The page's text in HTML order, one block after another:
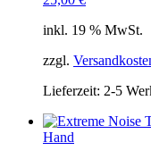
inkl. 19 % MwSt.
zzgl.
Lieferzeit: 2-5
Hand